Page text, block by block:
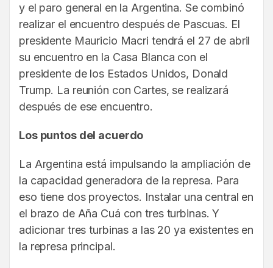
y el paro general en la Argentina. Se combinó
realizar el encuentro después de Pascuas. El
presidente Mauricio Macri tendrá el 27 de abril
su encuentro en la Casa Blanca con el
presidente de los Estados Unidos, Donald
Trump. La reunión con Cartes, se realizará
después de ese encuentro.
Los puntos del acuerdo
La Argentina está impulsando la ampliación de
la capacidad generadora de la represa. Para
eso tiene dos proyectos. Instalar una central en
el brazo de Aña Cuá con tres turbinas. Y
adicionar tres turbinas a las 20 ya existentes en
la represa principal.